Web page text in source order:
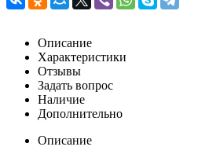
Описание
Характеристики
Отзывы
Задать вопрос
Наличие
Дополнительно
Описание